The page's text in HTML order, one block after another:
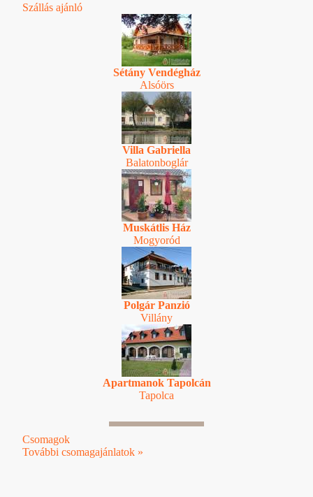
Szállás ajánló
Sétány Vendégház
Alsóörs
Villa Gabriella
Balatonboglár
Muskátlis Ház
Mogyoród
Polgár Panzió
Villány
Apartmanok Tapolcán
Tapolca
Csomagok
További csomagajánlatok »